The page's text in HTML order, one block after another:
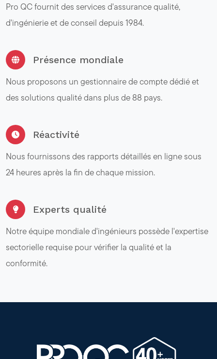
Pro QC fournit des services d'assurance qualité,
d'ingénierie et de conseil depuis 1984.
Présence mondiale
Nous proposons un gestionnaire de compte dédié et
des solutions qualité dans plus de 88 pays.
Réactivité
Nous fournissons des rapports détaillés en ligne sous
24 heures après la fin de chaque mission.
Experts qualité
Notre équipe mondiale d'ingénieurs possède l'expertise
sectorielle requise pour vérifier la qualité et la
conformité.